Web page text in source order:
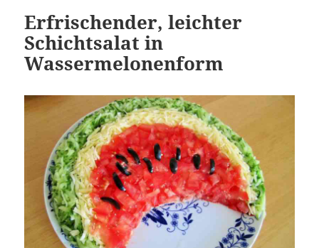
Erfrischender, leichter
Schichtsalat in
Wassermelonenform